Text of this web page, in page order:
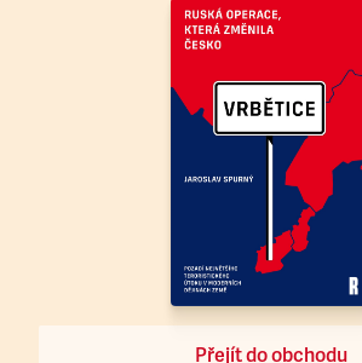
Přejít do obchodu